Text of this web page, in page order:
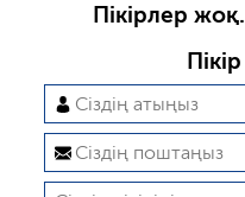
Пікірлер